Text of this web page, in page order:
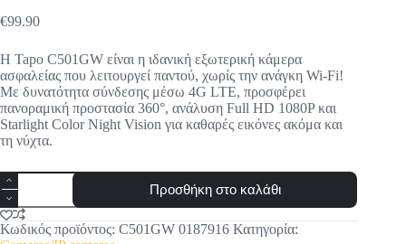
€99.90
Η Tapo C501GW είναι η ιδανική εξωτερική κάμερα
ασφαλείας που λειτουργεί παντού, χωρίς την ανάγκη Wi-Fi!
Με δυνατότητα σύνδεσης μέσω 4G LTE, προσφέρει
πανοραμική προστασία 360°, ανάλυση Full HD 1080P και
Starlight Color Night Vision για καθαρές εικόνες ακόμα και
τη νύχτα.
TP-
Link
Tapo
C501GW
Outdoor
Προσθήκη στο καλάθι
Κωδικός προϊόντος: C501GW 0187916 Κατηγορία: